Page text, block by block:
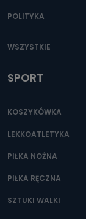
POLITYKA
WSZYSTKIE
SPORT
KOSZYKÓWKA
LEKKOATLETYKA
PIŁKA NOŻNA
PIŁKA RĘCZNA
SZTUKI WALKI